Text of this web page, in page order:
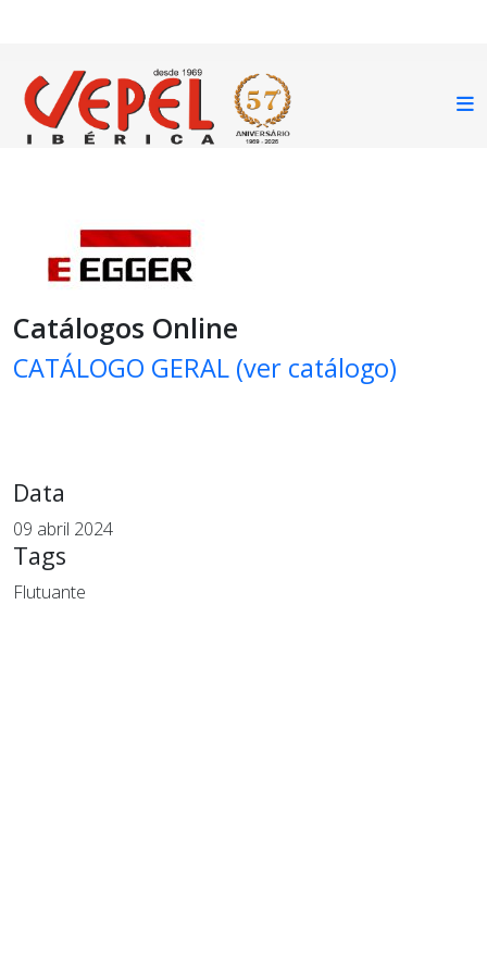
Catálogos Online
CATÁLOGO GERAL (ver catálogo)
Data
09 abril 2024
Tags
Flutuante